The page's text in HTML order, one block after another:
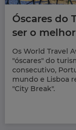
Óscares do
ser o
Os World Travel
"óscares" do
consecutivo,
mundo e Lisboa
"City Break".